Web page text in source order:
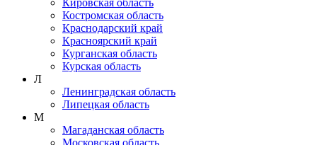
Кировская область
Костромская область
Краснодарский край
Красноярский край
Курганская область
Курская область
Л
Ленинградская область
Липецкая область
М
Магаданская область